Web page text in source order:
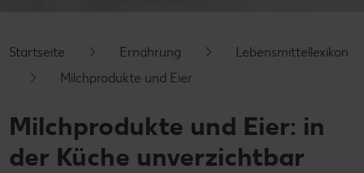
Startseite Ernährung
Lebensmittellexikon
Milchprodukte und Eier
Milchprodukte und Eier: in
der Küche unverzichtbar